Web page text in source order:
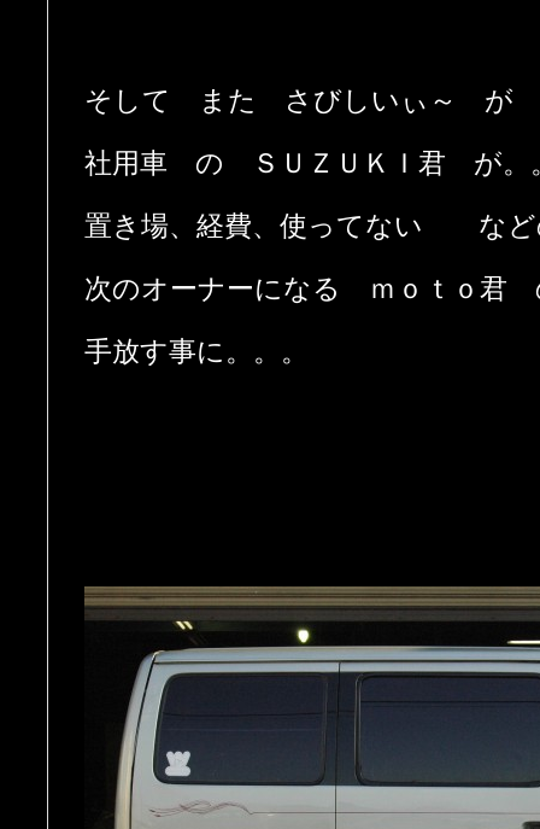
そして また さびしいぃ～ が
社用車 の ＳＵＺＵＫＩ君 が。
置き場、経費、使ってない な
次のオーナーになる ｍｏｔｏ君
手放す事に。。。